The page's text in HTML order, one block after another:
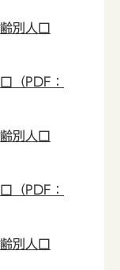
別人口
（PDF：
別人口
（PDF：
別人口